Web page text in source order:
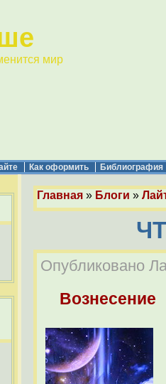
мир
Как оформить Библиография
Главная » Блоги »
Опубликовано
Вознесение